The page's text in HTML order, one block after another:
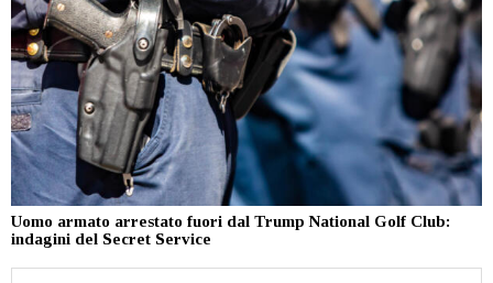
Uomo armato arrestato fuori dal Trump National Golf Club:
indagini del Secret Service